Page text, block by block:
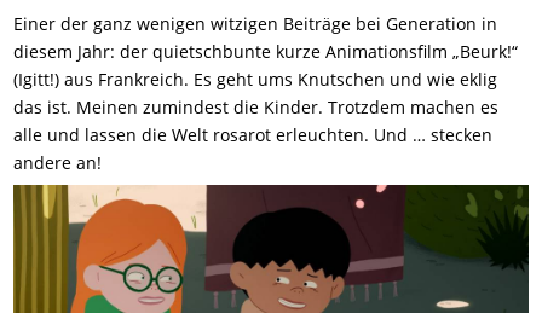
Einer der ganz wenigen witzigen Beiträge bei Generation in
diesem Jahr: der quietschbunte kurze Animationsfilm „Beurk!“
(Igitt!) aus Frankreich. Es geht ums Knutschen und wie eklig
das ist. Meinen zumindest die Kinder. Trotzdem machen es
alle und lassen die Welt rosarot erleuchten. Und … stecken
andere an!